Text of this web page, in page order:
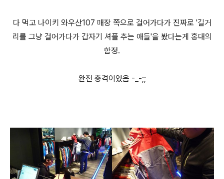
다 먹고 나이키 와우산107 매장 쪽으로 걸어가다가 진짜로 '길거
리를 그냥 걸어가다가 갑자기 셔플 추는 애들'을 봤다는게 홍대의
함정.
완전 충격이었음 -_-;;